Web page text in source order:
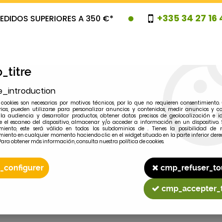
SUPERIORES A 350 €* +335 34 27 16
PROMOCIONES
MODELO
son necesarias por motivos técnicos, por lo que no requieren consentimiento.
pueden utilizarse para personalizar anuncios y contenidos, medir anuncios y
audiencia y desarrollar productos, obtener datos precisos de geolocalización e
el escaneo del dispositivo, almacenar y/o acceder a información en un dispositivo.
este será válido en todos los subdominios de . Tienes la posibilidad de
en cualquier momento haciendo clic en el widget situado en la parte inferior
obtener más información, consulta nuestra política de cookies.